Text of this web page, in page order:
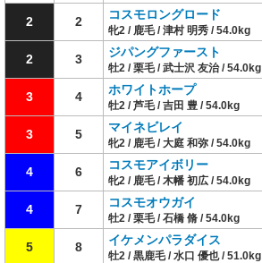
2 2 コスモロングロード
牝2 / 鹿毛 / 津村 明秀 / 54.0kg
2 3 ジパングファースト
牡2 / 栗毛 / 武士沢 友治 / 54.0kg
3 4 ホワイトホープ
牡2 / 芦毛 / 吉田 豊 / 54.0kg
3 5 マイネビレイ
牝2 / 鹿毛 / 大庭 和弥 / 54.0kg
4 6 コスモアイボリー
牝2 / 鹿毛 / 木幡 初広 / 54.0kg
4 7 コスモオウガイ
牡2 / 栗毛 / 石橋 脩 / 54.0kg
5 8 イケメンパラダイス
牡2 / 黒鹿毛 / 水口 優也 / 51.0kg